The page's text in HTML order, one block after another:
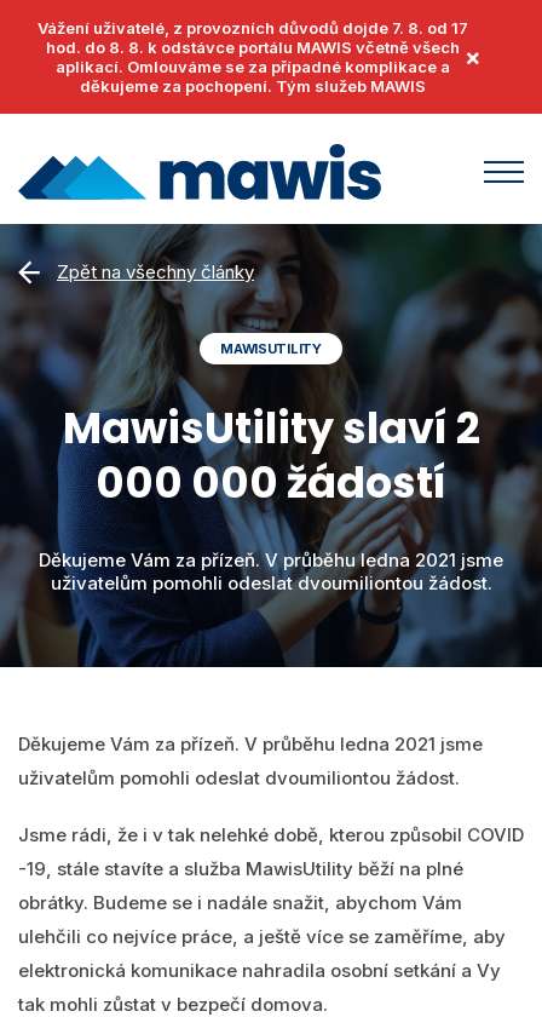
Vážení uživatelé, z provozních důvodů dojde 7. 8. od 17
hod. do 8. 8. k odstávce portálu MAWIS včetně všech
aplikací. Omlouváme se za případné komplikace a
děkujeme za pochopení. Tým služeb MAWIS
×
Produkty
MawisUtility
MawisGeoportal
MawisTools
MawisPhoto
MawisContract
MawisPasport
DTM ČR
Zobrazit všechny produkty
Příklady užití
Podpora
Helpdesk
Dokumenty
Časté otázky
Události
Články
Videa
O nás
Vyhledání
0
Čeština
Zpět na všechny články
MAWISUTILITY
MawisUtility slaví 2
000 000 žádostí
Děkujeme Vám za přízeň. V průběhu ledna 2021 jsme
uživatelům pomohli odeslat dvoumiliontou žádost.
Děkujeme Vám za přízeň. V průběhu ledna 2021 jsme
uživatelům pomohli odeslat dvoumiliontou žádost.
Jsme rádi, že i v tak nelehké době, kterou způsobil COVID
-19, stále stavíte a služba MawisUtility běží na plné
obrátky. Budeme se i nadále snažit, abychom Vám
ulehčili co nejvíce práce, a ještě více se zaměříme, aby
elektronická komunikace nahradila osobní setkání a Vy
tak mohli zůstat v bezpečí domova.